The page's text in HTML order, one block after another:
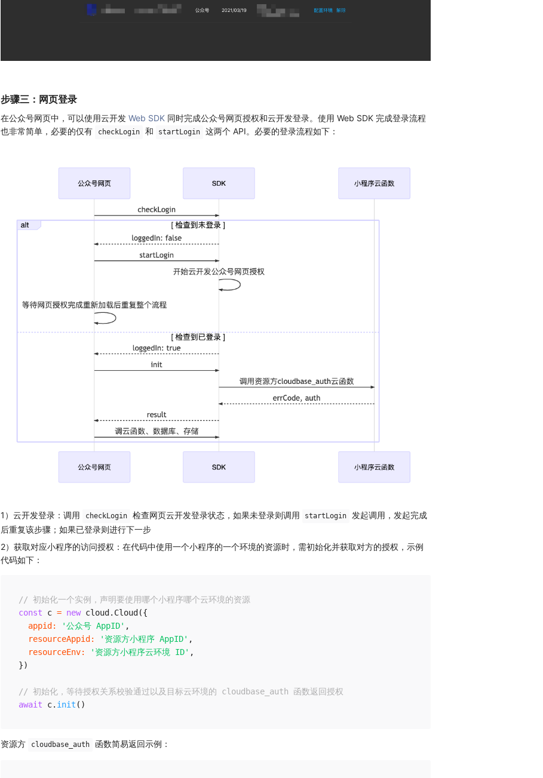
步骤三：网页登录
在公众号网页中，可以使用云开发 Web SDK 同时完成公众号网页授权和云开发登录。使用 Web SDK 完成登录流程
也非常简单，必要的仅有
checkLogin 和 startLogin 这两个 API。必要的登录流程如下：
1）云开发登录：调用 checkLogin 检查网页云开发登录状态，如果未登录则调用 startLogin
发起调用，发起完成
后重复该步骤；如果已登录则进行下一步
2）获取对应小程序的访问授权：在代码中使用一个小程序的一个环境的资源时，需初始化并获取对方的授权，示例
代码如下：
// 初始化一个实例，声明要使用哪个小程序哪个云环境的资源
const c = new cloud . Cloud ({
appid : '公众号 AppID' ,
resourceAppid : '资源方小程序 AppID' ,
resourceEnv: '资源方小程序云环境 ID' ,
})
// 初始化，等待授权关系校验通过以及目标云环境的 cloudbase_auth 函数返回授权
await c. init ( )
资源方 cloudbase_auth 函数简易返回示例：